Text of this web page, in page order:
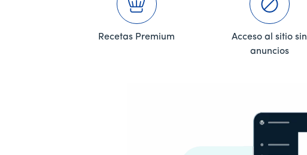
Recetas Premium
Acceso al sitio sin
anuncios